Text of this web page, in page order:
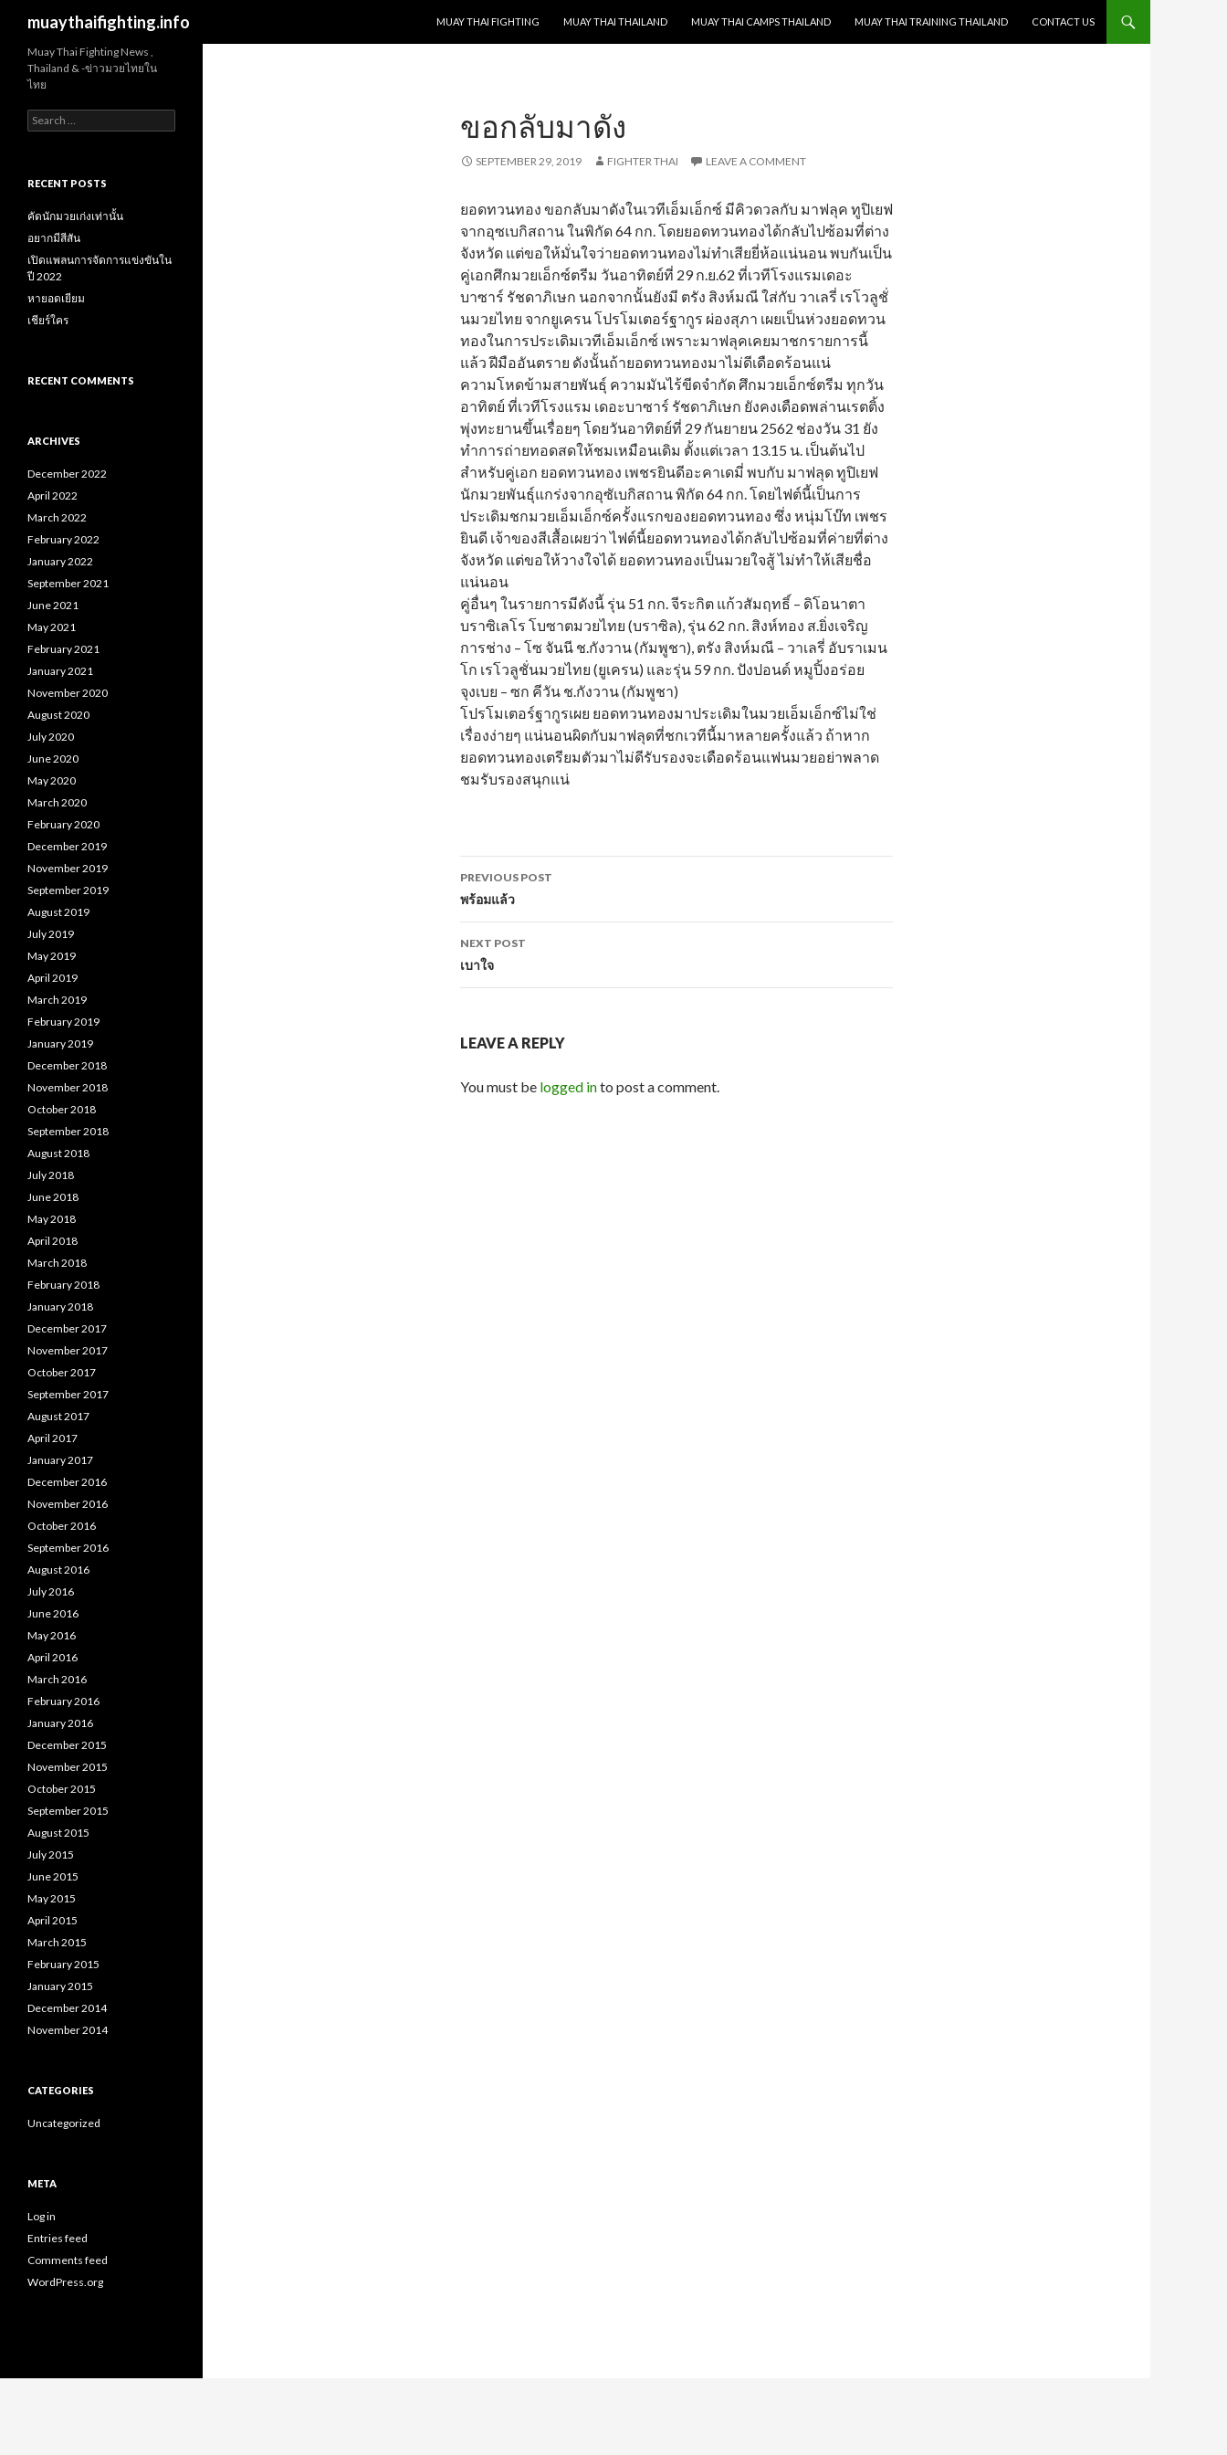
muaythaifighting.info
MUAY THAI FIGHTING
MUAY THAI THAILAND MUAY THAI CAMPS THAILAND MUAY THAI TRAINING THAILAND CONTACT US
ขอกลับมาดัง
SEPTEMBER 29, 2019 FIGHTER THAI LEAVE A COMMENT
ยอดทวนทอง ขอกลับมาดังในเวทีเอ็มเอ็กซ์ มีคิวดวลกับ มาฟลุค ทูปิเยฟ
จากอุซเบกิสถาน ในพิกัด 64 กก. โดยยอดทวนทองได้กลับไปซ้อมที่ต่าง
จังหวัด แต่ขอให้มั่นใจว่ายอดทวนทองไม่ทำเสียยี่ห้อแน่นอน พบกันเป็น
คู่เอกศึกมวยเอ็กซ์ตรีม วันอาทิตย์ที่ 29 ก.ย.62 ที่เวทีโรงแรมเดอะ
บาซาร์ รัชดาภิเษก นอกจากนั้นยังมี ตรัง สิงห์มณี ใส่กับ วาเลรี่ เรโวลูชั่
นมวยไทย จากยูเครน โปรโมเตอร์ฐากูร ผ่องสุภา เผยเป็นห่วงยอดทวน
ทองในการประเดิมเวทีเอ็มเอ็กซ์ เพราะมาฟลุคเคยมาชกรายการนี้
แล้ว ฝีมืออันตราย ดังนั้นถ้ายอดทวนทองมาไม่ดีเดือดร้อนแน่
ความโหดข้ามสายพันธุ์ ความมันไร้ขีดจำกัด ศึกมวยเอ็กซ์ตรีม ทุกวัน
อาทิตย์ ที่เวทีโรงแรม เดอะบาซาร์ รัชดาภิเษก ยังคงเดือดพล่านเรตติ้ง
พุ่งทะยานขึ้นเรื่อยๆ โดยวันอาทิตย์ที่ 29 กันยายน 2562 ช่องวัน 31 ยัง
ทำการถ่ายทอดสดให้ชมเหมือนเดิม ตั้งแต่เวลา 13.15 น. เป็นต้นไป
สำหรับคู่เอก ยอดทวนทอง เพชรยินดีอะคาเดมี่ พบกับ มาฟลุด ทูปิเยฟ
นักมวยพันธุ์แกร่งจากอุซัเบกิสถาน พิกัด 64 กก. โดยไฟต์นี้เป็นการ
ประเดิมชกมวยเอ็มเอ็กซ์ครั้งแรกของยอดทวนทอง ซึ่ง หนุ่มโบ๊ท เพชร
ยินดี เจ้าของสีเสื้อเผยว่า ไฟต์นี้ยอดทวนทองได้กลับไปซ้อมที่ค่ายที่ต่าง
จังหวัด แต่ขอให้วางใจได้ ยอดทวนทองเป็นมวยใจสู้ ไม่ทำให้เสียชื่อ
แน่นอน
คู่อื่นๆ ในรายการมีดังนี้ รุ่น 51 กก. จีระกิต แก้วสัมฤทธิ์ – ดิโอนาตา
บราซิเลโร โบซาตมวยไทย (บราซิล), รุ่น 62 กก. สิงห์ทอง ส.ยิ่งเจริญ
การช่าง – โซ จันนี ช.กังวาน (กัมพูชา), ตรัง สิงห์มณี – วาเลรี่ อับราเมน
โก เรโวลูชั่นมวยไทย (ยูเครน) และรุ่น 59 กก. ปังปอนด์ หมูปิ้งอร่อย
จุงเบย – ซก คีวัน ช.กังวาน (กัมพูชา)
โปรโมเตอร์ฐากูรเผย ยอดทวนทองมาประเดิมในมวยเอ็มเอ็กซ์ไม่ใช่
เรื่องง่ายๆ แน่นอนผิดกับมาฟลุดที่ชกเวทีนี้มาหลายครั้งแล้ว ถ้าหาก
ยอดทวนทองเตรียมตัวมาไม่ดีรับรองจะเดือดร้อนแฟนมวยอย่าพลาด
ชมรับรองสนุกแน่
Post
navigation
PREVIOUS POST
พร้อมแล้ว
NEXT POST
เบาใจ
LEAVE A REPLY
You must be logged into post a comment.
Muay Thai Fighting News ,
Thailand & -ข่าวมวยไทยใน
ไทย
Search
for:
RECENT POSTS
คัดนักมวยเก่งเท่านั้น
อยากมีสีสัน
เปิดแพลนการจัดการแข่งขันใน
ปี 2022
หายอดเยียม
เชียร์ใคร
RECENT COMMENTS
ARCHIVES
December 2022
April 2022
March 2022
February 2022
January 2022
September 2021
June 2021
May 2021
February 2021
January 2021
November 2020
August 2020
July 2020
June 2020
May 2020
March 2020
February 2020
December 2019
November 2019
September 2019
August 2019
July 2019
May 2019
April 2019
March 2019
February 2019
January 2019
December 2018
November 2018
October 2018
September 2018
August 2018
July 2018
June 2018
May 2018
April 2018
March 2018
February 2018
January 2018
December 2017
November 2017
October 2017
September 2017
August 2017
April 2017
January 2017
December 2016
November 2016
October 2016
September 2016
August 2016
July 2016
June 2016
May 2016
April 2016
March 2016
February 2016
January 2016
December 2015
November 2015
October 2015
September 2015
August 2015
July 2015
June 2015
May 2015
April 2015
March 2015
February 2015
January 2015
December 2014
November 2014
CATEGORIES
Uncategorized
META
Log in
Entries feed
Comments feed
WordPress.org